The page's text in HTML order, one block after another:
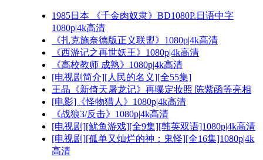
1985日本 《千金肉奴隶》BD1080P.日语中字
1080p|4k高清
《扎克施奈德版正义联盟》1080p|4k高清
《西游记之再世妖王》1080p|4k高清
《高校教师 成熟》1080p|4k高清
[电视剧简介][人民的名义][全55集]
王晶《新倚天屠龙记》再曝定妆照 陈紫函等亮相
[电影]《怪物猎人》1080p|4k高清
《战狼3/反击》1080p|4k高清
[电视剧][鱿鱼游戏][全9集][韩英双语]1080p|4k高清
[电视剧][孤单又灿烂的神：鬼怪][全16集]1080p|4k
高清